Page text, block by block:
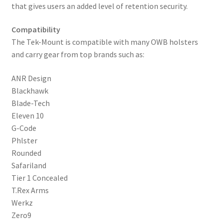
that gives users an added level of retention security.
Compatibility
The Tek-Mount is compatible with many OWB holsters
and carry gear from top brands such as:
ANR Design
Blackhawk
Blade-Tech
Eleven 10
G-Code
Phlster
Rounded
Safariland
Tier 1 Concealed
T.Rex Arms
Werkz
Zero9